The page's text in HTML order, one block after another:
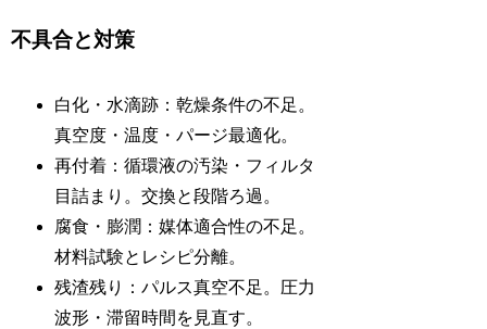
不具合と対策
白化・水滴跡：乾燥条件の不足。
真空度・温度・パージ最適化。
再付着：循環液の汚染・フィルタ
目詰まり。交換と段階ろ過。
腐食・膨潤：媒体適合性の不足。
材料試験とレシピ分離。
残渣残り：パルス真空不足。圧力
波形・滞留時間を見直す。